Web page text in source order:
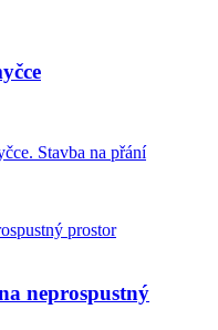
Stavba na přání
neprospustný